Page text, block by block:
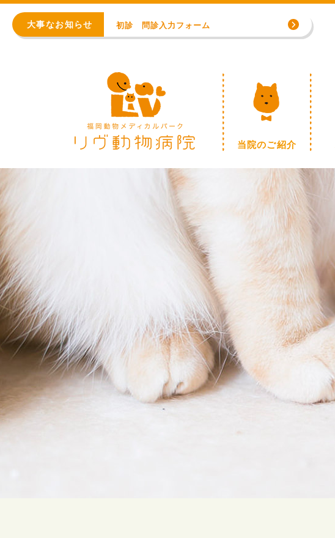
大事なお知らせ
WEB予約始まりました！
※重要※ 価格改定のお知らせ
初診 問診入力フォーム
アレルギー・アトピー・皮膚科専門外来／川野浩志先生（完全予約制）
WEB予約始まりました！
※重要※ 価格改定のお知らせ
当院のご紹介